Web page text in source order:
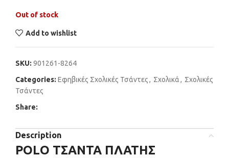
Out of stock
Add to wishlist
SKU: 901261-8264
Categories: Εφηβικές Σχολικές Τσάντες, Σχολικά, Σχολικές
Τσάντες
Share:
Description
POLO ΤΣΑΝΤΑ ΠΛΑΤΗΣ